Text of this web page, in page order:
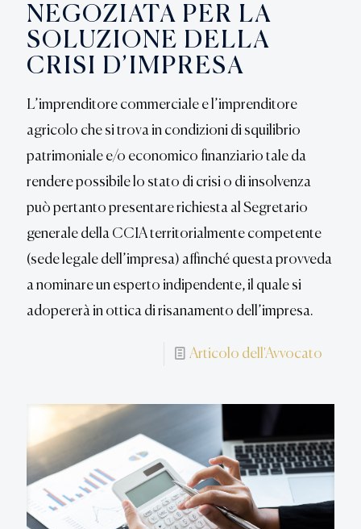
NEGOZIATA PER LA
SOLUZIONE DELLA
CRISI D’IMPRESA
L’imprenditore commerciale e l’imprenditore
agricolo che si trova in condizioni di squilibrio
patrimoniale e/o economico finanziario tale da
rendere possibile lo stato di crisi o di insolvenza
può pertanto presentare richiesta al Segretario
generale della CCIA territorialmente competente
(sede legale dell’impresa) affinché questa provveda
a nominare un esperto indipendente, il quale si
adopererà in ottica di risanamento dell’impresa.
Articolo dell'Avvocato